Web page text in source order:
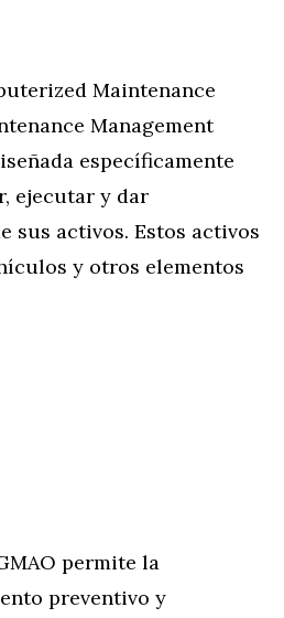
Maintenance
Management
específicamente
ejecutar y dar
sus activos. Estos activos
y otros elementos
permite la
preventivo y